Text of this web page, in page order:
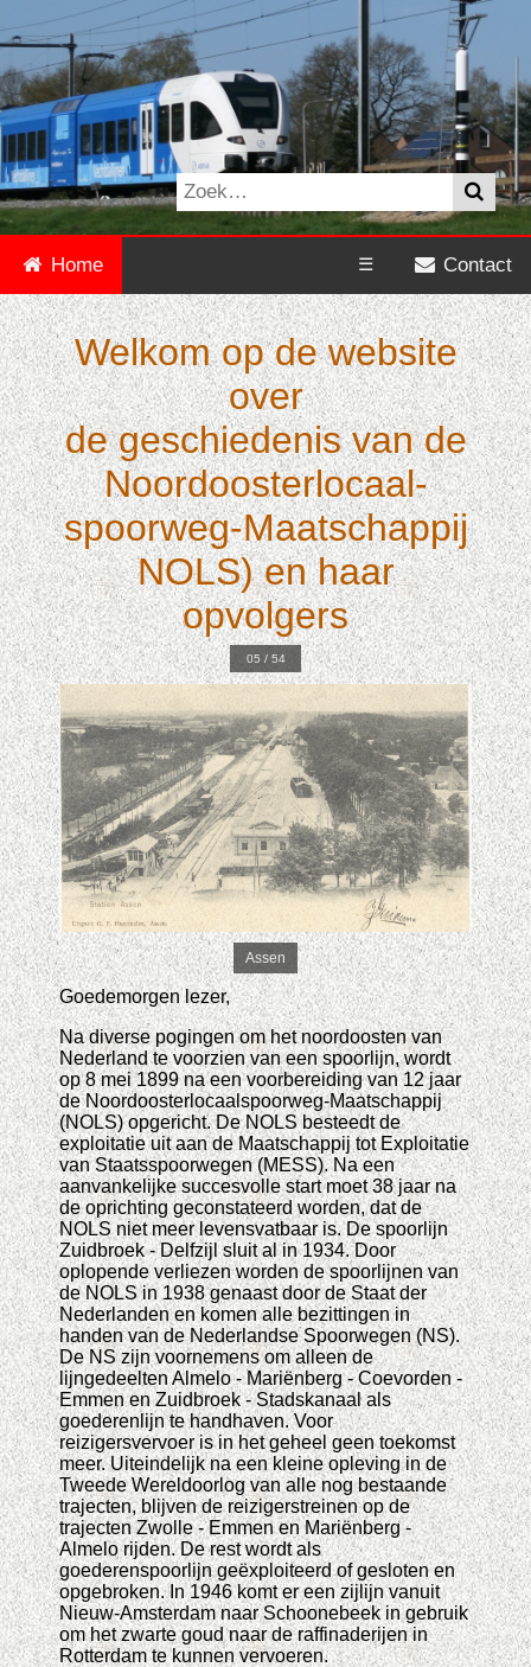
Home Contact
☰
Welkom op de website
over
de geschiedenis van de
Noordooster­locaal­
spoorweg-Maatschappij
NOLS) en haar
opvolgers
05 / 54
Assen
Goedemorgen lezer,
Na diverse pogingen om het noordoosten van
Nederland te voorzien van een spoorlijn, wordt
op 8 mei 1899 na een voorbereiding van 12 jaar
de Noordoosterlocaalspoorweg-Maatschappij
(NOLS) opgericht. De NOLS besteedt de
exploitatie uit aan de Maatschappij tot Exploitatie
van Staatsspoorwegen (MESS). Na een
aanvankelijke succesvolle start moet 38 jaar na
de oprichting geconstateerd worden, dat de
NOLS niet meer levensvatbaar is. De spoorlijn
Zuidbroek - Delfzijl sluit al in 1934. Door
oplopende verliezen worden de spoorlijnen van
de NOLS in 1938 genaast door de Staat der
Nederlanden en komen alle bezittingen in
handen van de Nederlandse Spoorwegen (NS).
De NS zijn voornemens om alleen de
lijngedeelten Almelo - Mariënberg - Coevorden -
Emmen en Zuidbroek - Stadskanaal als
goederenlijn te handhaven. Voor
reizigersvervoer is in het geheel geen toekomst
meer. Uiteindelijk na een kleine opleving in de
Tweede Wereldoorlog van alle nog bestaande
trajecten, blijven de reizigerstreinen op de
trajecten Zwolle - Emmen en Mariënberg -
Almelo rijden. De rest wordt als
goederenspoorlijn geëxploiteerd of gesloten en
opgebroken. In 1946 komt er een zijlijn vanuit
Nieuw-Amsterdam naar Schoonebeek in gebruik
om het zwarte goud naar de raffinaderijen in
Rotterdam te kunnen vervoeren.